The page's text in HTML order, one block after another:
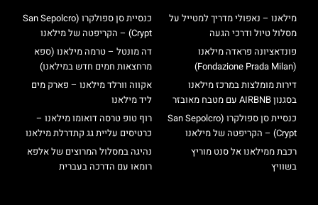
מילאנו – נאפולי מדריך למטייל על
מסלול טיול ודרכי הגעה
פונדאציונה פראדה מילאנו
(Fondazione Prada Milan)
דירות מומלצות במרכז מילאנו
בסגנון AIRBNB עם מטבח מאובזר
כנסיית סן ספולקרו (San Sepolcro
Crypt) – הקריפטה של מילאנו
רכבת ממילאנו אל סנט מוריץ
בשוויץ
כנסיית סן ספולקרו (San Sepolcro
Crypt) – הקריפטה של מילאנו
דה מונטל – טרמה מילאנו (ספא
מרחצאות חמים חדש במילאנו)
אקווה וורלד מילאנו – פארק מים
ליד מילאנו
רוף טופ טרסה דואומו מילאנו –
כרטיסים עליית גג קתדרלת מילאנו
נהיגה במסלול המרוצים של אלפא
רומאו עם הדרכה בעברית